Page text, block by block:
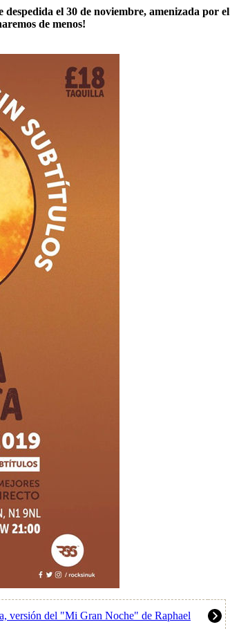
el 30 de noviembre, amenizada por el
de menos!
versión del "Mi Gran Noche" de Raphael